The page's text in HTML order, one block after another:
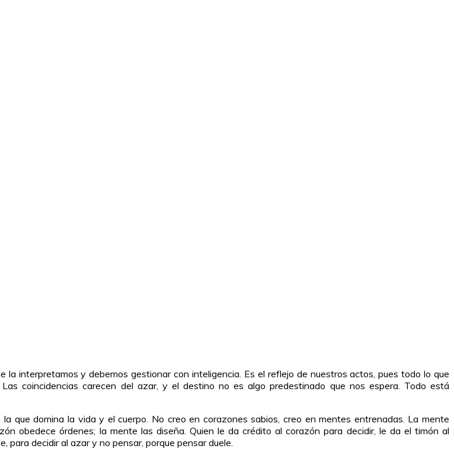
la interpretamos y debemos gestionar con inteligencia. Es el reflejo de nuestros actos, pues todo lo que
coincidencias carecen del azar, y el destino no es algo predestinado que nos espera. Todo está
domina la vida y el cuerpo. No creo en corazones sabios, creo en mentes entrenadas. La mente
obedece órdenes; la mente las diseña. Quien le da crédito al corazón para decidir, le da el timón al
decidir al azar y no pensar, porque pensar duele.